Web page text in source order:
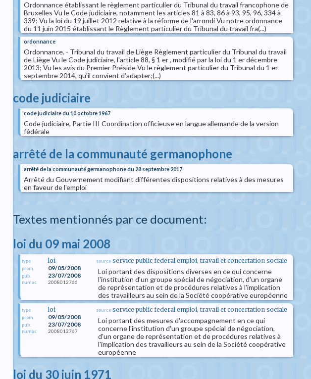
Ordonnance établissant le règlement particulier du Tribunal du travail francophone de
Bruxelles Vu le Code judiciaire, notamment les articles 81 à 83, 86 à 93, 95, 96, 334 à
339; Vu la loi du 19 juillet 2012 relative à la réforme de l'arrondi Vu notre ordonnance
du 11 juin 2015 établissant le Règlement particulier du Tribunal du travail fra(...)
ordonnance
Ordonnance. - Tribunal du travail de Liège Règlement particulier du Tribunal du travail
de Liège Vu le Code judiciaire, l'article 88, § 1 er , modifié par la loi du 1 er décembre
2013; Vu les avis du Premier Préside Vu le règlement particulier du Tribunal du 1 er
septembre 2014, qu'il convient d'adapter;(...)
code judiciaire
code judiciaire du 10 octobre 1967
Code judiciaire, Partie III Coordination officieuse en langue allemande de la version
fédérale
arrêté de la communauté germanophone
arrêté de la communauté germanophone du 28 septembre 2017
Arrêté du Gouvernement modifiant différentes dispositions relatives à des mesures
en faveur de l'emploi
Textes mentionnés par ce document:
loi du 09 mai 2008
type loi
prom. 09/05/2008
pub. 23/07/2008
numac 2008012766
source service public federal emploi, travail et concertation sociale
Loi portant des dispositions diverses en ce qui concerne
l'institution d'un groupe spécial de négociation, d'un organe
de représentation et de procédures relatives à l'implication
des travailleurs au sein de la Société coopérative européenne
type loi
prom. 09/05/2008
pub. 23/07/2008
numac 2008012767
source service public federal emploi, travail et concertation sociale
Loi portant des mesures d'accompagnement en ce qui
concerne l'institution d'un groupe spécial de négociation,
d'un organe de représentation et de procédures relatives à
l'implication des travailleurs au sein de la Société coopérative
européenne
loi du 30 juin 1971